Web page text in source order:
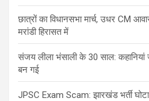
छात्रों का विधानसभा मार्च, उधर CM
मरांडी हिरासत में
संजय लीला भंसाली के 30 साल: कहानियां
बन गई
JPSC Exam Scam: झारखंड भर्ती